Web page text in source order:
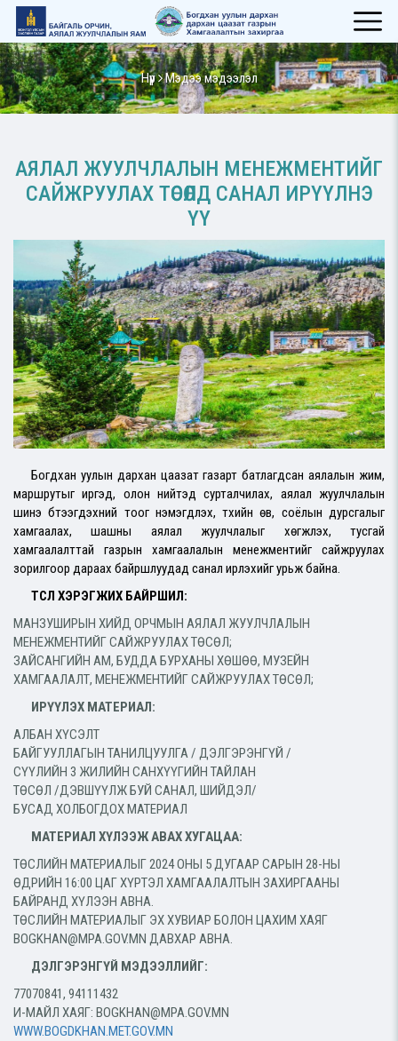
Нүүр Мэдээ мэдээлэл
АЯЛАЛ ЖУУЛЧЛАЛЫН МЕНЕЖМЕНТИЙГ
САЙЖРУУЛАХ ТӨСӨЛД САНАЛ ИРҮҮЛНЭ
ҮҮ
Богдхан уулын дархан цаазат газарт батлагдсан аялалын жим,
маршрутыг иргэд, олон нийтэд сурталчилах, аялал жуулчлалын
шинэ бүтээгдэхүүний тоог нэмэгдүүлэх, түүхийн өв, соёлын дурсгалыг
хамгаалах, шашны аялал жуулчлалыг хөгжүүлэх, тусгай
хамгаалалттай газрын хамгаалалын менежментийг сайжруулах
зорилгоор дараах байршлуудад санал ирүүлэхийг урьж байна.
ТӨСӨЛ ХЭРЭГЖИХ БАЙРШИЛ:
МАНЗУШИРЫН ХИЙД ОРЧМЫН АЯЛАЛ ЖУУЛЧЛАЛЫН
МЕНЕЖМЕНТИЙГ САЙЖРУУЛАХ ТӨСӨЛ;
ЗАЙСАНГИЙН АМ, БУДДА БУРХАНЫ ХӨШӨӨ, МУЗЕЙН
ХАМГААЛАЛТ, МЕНЕЖМЕНТИЙГ САЙЖРУУЛАХ ТӨСӨЛ;​
ИРҮҮЛЭХ МАТЕРИАЛ:
АЛБАН ХҮСЭЛТ
БАЙГУУЛЛАГЫН ТАНИЛЦУУЛГА / ДЭЛГЭРЭНГҮЙ /
СҮҮЛИЙН 3 ЖИЛИЙН САНХҮҮГИЙН ТАЙЛАН
ТӨСӨЛ /ДЭВШҮҮЛЖ БУЙ САНАЛ, ШИЙДЭЛ/
БУСАД ХОЛБОГДОХ МАТЕРИАЛ
МАТЕРИАЛ ХҮЛЭЭЖ АВАХ ХУГАЦАА:
ТӨСЛИЙН МАТЕРИАЛЫГ 2024 ОНЫ 5 ДУГААР САРЫН 28-НЫ
ӨДРИЙН 16:00 ЦАГ ХҮРТЭЛ ХАМГААЛАЛТЫН ЗАХИРГААНЫ
БАЙРАНД ХҮЛЭЭН АВНА.
ТӨСЛИЙН МАТЕРИАЛЫГ ЭХ ХУВИАР БОЛОН ЦАХИМ ХАЯГ
BOGKHAN@MPA.GOV.MN ДАВХАР АВНА.
ДЭЛГЭРЭНГҮЙ МЭДЭЭЛЛИЙГ:
77070841, 94111432
И-МАЙЛ ХАЯГ: BOGKHAN@MPA.GOV.MN
WWW.BOGDKHAN.MET.GOV.MN